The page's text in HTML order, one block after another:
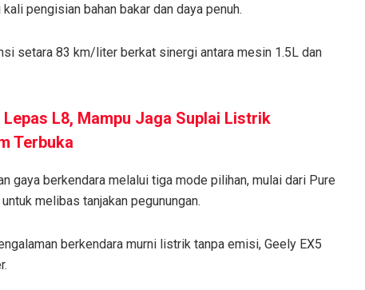
pengisian bahan bakar dan daya penuh.
setara 83 km/liter berkat sinergi antara mesin 1.5L dan
Lepas L8, Mampu Jaga Suplai Listrik
Terbuka
gaya berkendara melalui tiga mode pilihan, mulai dari Pure
melibas tanjakan pegunungan.
berkendara murni listrik tanpa emisi, Geely EX5